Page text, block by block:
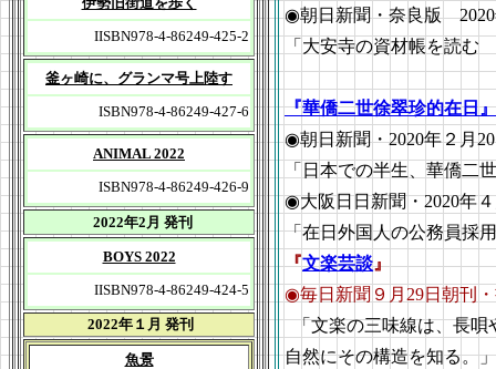
IISBN978-4-86249-425-2
釜ヶ崎に、グランマ号上陸す
ISBN978-4-86249-427-6
ANIMAL 2022
ISBN978-4-86249-426-9
2022年2月 発刊
BOYS 2022
IISBN978-4-86249-424-5
2022年１月 発刊
魚景
◉朝日新聞・奈良版 2020
「大安寺の資材帳を読
『華僑二世徐翠珍的在日』
◉朝日新聞・2020年２月
「日本での半生、華僑
◉大阪日日新聞・2020年
「在日外国人の公務員採
『文楽芸談』
◉毎日新聞９月29日朝刊
「文楽の三味線は、長唄
自然にその構造を知る。」